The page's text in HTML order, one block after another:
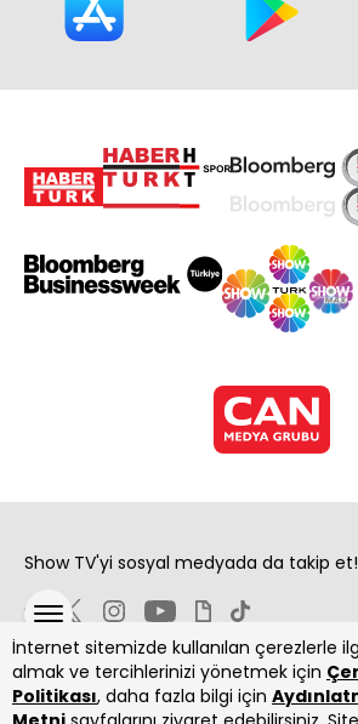
İnternet sitemizde kullanılan çerezlerle
almak ve tercihlerinizi yönetmek için
Politikası, daha fazla bilgi için
Show TV'yi sosyal medyada da takip et!